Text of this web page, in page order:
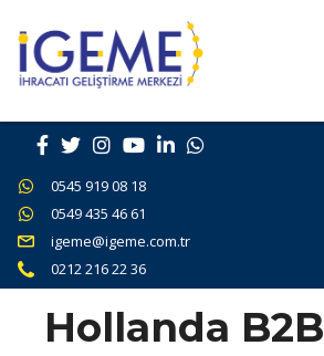
0545 919 08 18
0549 435 46 61
igeme@igeme.com.tr
0212 216 22 36
Hollanda B2B